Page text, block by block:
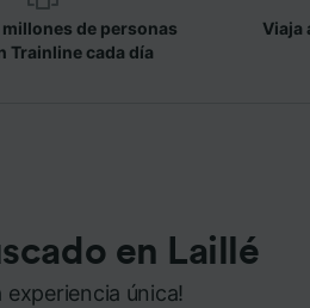
millones de personas
Trainline cada día
Viaja
en Laillé
experiencia única!